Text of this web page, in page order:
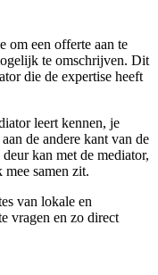
om een offerte aan te
te omschrijven. Dit
die de expertise heeft
leert kennen, je
de andere kant van de
kan met de mediator,
samen zit.
van lokale en
vragen en zo direct